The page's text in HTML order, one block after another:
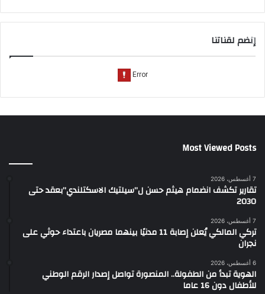
إنضم لقناتنا
Most Viewed Posts
7 أغسطس، 2026
تقارير تكشف انضمام هيثم حسن ل”سيلتيك الاسكتلندي”بعقد حتى
2030
7 أغسطس، 2026
تركي المالكي يُعلن إصابة 11 مدنيًا بينهما مصريان باعتداء حوثي على
نجران
6 أغسطس، 2026
الهوية تبدأ من الطفولة.. المنصورة تواصل إصدار الرقم الوطني
للأطفال دون 16 عاما